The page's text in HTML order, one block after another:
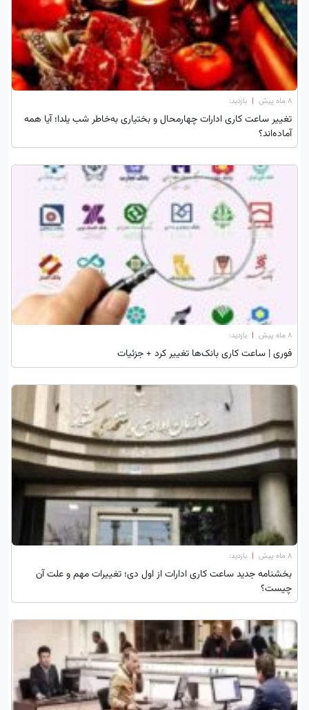
۸ ماه پیش | بازدید:
تغییر ساعت کاری ادارات چهارمحال و بختیاری به‌خاطر شب یلدا؛ آیا همه
آماده‌اند؟
۸ ماه پیش | بازدید:
فوری | ساعت کاری بانک‌ها تغییر کرد + جزئیات
۸ ماه پیش | بازدید:
بخشنامه جدید ساعت کاری ادارات از اول دی؛ تغییرات مهم و علت آن
چیست؟